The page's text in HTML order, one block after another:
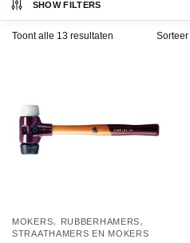
SHOW FILTERS
Toont alle 13 resultaten Gesorteerd
MOKERS, RUBBERHAMERS,
STRAATHAMERS EN MOKERS